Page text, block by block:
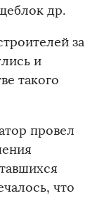
др.
за
и
такого
провел
что